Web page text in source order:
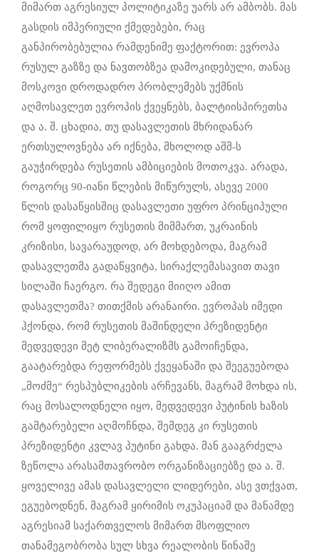
მიმართ აგრესიულ პოლიტიკაზე უარს არ ამბობს. მას
გასდის იმპერიული ქმედებები, რაც
განპირობებულია რამდენიმე ფაქტორით: ევროპა
რუსულ გაზზე და ნავთობზეა დამოკიდებული, თანაც
მოსკოვი დროდადრო პრობლემებს უქმნის
აღმოსავლეთ ევროპის ქვეყნებს, ბალტიისპირეთსა
და ა. შ. ცხადია, თუ დასავლეთის მხრიდანარ
ერთსულოვნება არ იქნება, მხოლოდ აშშ-ს
გაუჭირდება რუსეთის ამბიციების მოთოკვა. არადა,
როგორც 90-იანი წლების მიწურულს, ასევე 2000
წლის დასაწყისშიც დასავლეთი უფრო პრინციპული
რომ ყოფილიყო რუსეთის მიმმართ, უკრაინის
კრიზისი, სავარაუდოდ, არ მოხდებოდა, მაგრამ
დასავლეთმა გადაწყვიტა, სირაქლემასავით თავი
სილაში ჩაერგო. რა შედეგი მიიღო ამით
დასავლეთმა? თითქმის არანაირი. ევროპას იმედი
ჰქონდა, რომ რუსეთის მაშინდელი პრეზიდენტი
მედვედევი მეტ ლიბერალიზმს გამოიჩენდა,
გაატარებდა რეფორმებს ქვეყანაში და შეეგუებოდა
„მოძმე“ რესპუბლიკების არჩევანს, მაგრამ მოხდა ის,
რაც მოსალოდნელი იყო, მედვედევი პუტინის ხაზის
გამტარებელი აღმოჩნდა, შემდეგ კი რუსეთის
პრეზიდენტი კვლავ პუტინი გახდა. მან გააგრძელა
ზეწოლა არასამთავრობო ორგანიზაციებზე და ა. შ.
ყოველივე ამას დასავლელი ლიდერები, ასე ვთქვათ,
ეგუებოდნენ, მაგრამ ყირიმის ოკუპაციამ და მანამდე
აგრესიამ საქართველოს მიმართ მსოფლიო
თანამეგობრობა სულ სხვა რეალობის წინაშე